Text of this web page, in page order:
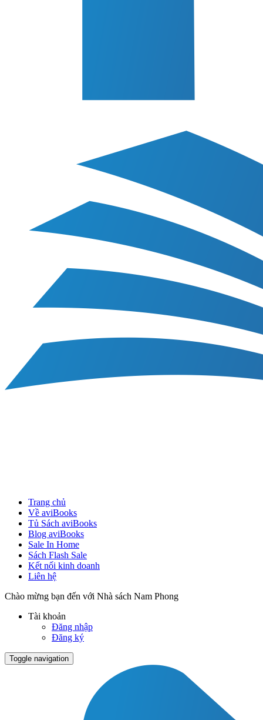
Trang chủ
Về aviBooks
Tủ Sách aviBooks
Blog aviBooks
Sale In Home
Sách Flash Sale
Kết nối kinh doanh
Liên hệ
Chào mừng bạn đến với Nhà sách Nam Phong
Tài khoản
Đăng nhập
Đăng ký
Toggle navigation